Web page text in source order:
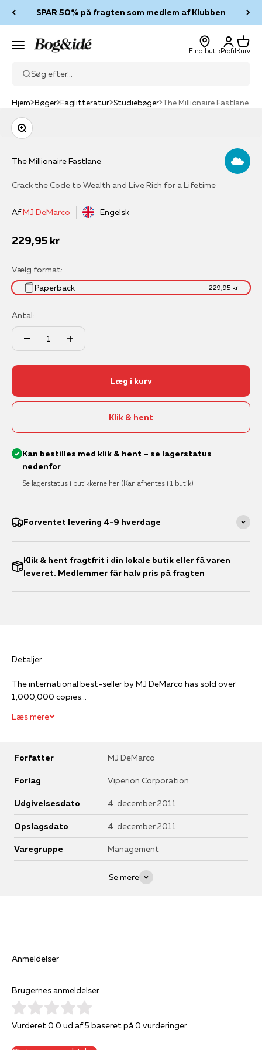
SPAR 50% på fragten som medlem af Klubben
Menu Bog & idé
Find butik
Log ind
Profil
Kurv
Kurv
Søg efter...
Hjem Bøger Faglitteratur Studiebøger The Millionaire Fastlane
Zoom
The Millionaire Fastlane
Crack the Code to Wealth and Live Rich for a Lifetime
AfMJ DeMarco Engelsk
Salgspris
229,95 kr
Vælg format:
Paperback
229,95 kr
Antal:
Læg i kurv
Klik & hent
Kan bestilles med klik & hent – se lagerstatus
nedenfor
Se lagerstatus i butikkerne her (Kan afhentes i 1 butik)
Forventet levering 4-9 hverdage
Klik & hent fragtfrit i din lokale butik eller få varen
leveret. Medlemmer får halv pris på fragten
Detaljer
The international best-seller by MJ DeMarco has sold over
1,000,000 copies...
Læs mere
Forfatter MJ DeMarco
Forlag Viperion Corporation
Udgivelsesdato 4. december 2011
Opslagsdato 4. december 2011
Varegruppe Management
Se mere
Anmeldelser
Brugernes anmeldelser
Vurderet 0.0 ud af 5 baseret på 0 vurderinger